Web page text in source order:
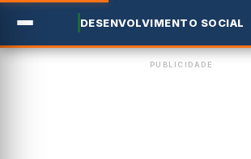
DESENVOLVIMENTO SOCIAL
PUBLICIDADE